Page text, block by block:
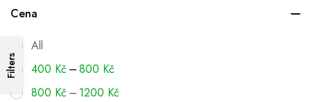
Cena
All
400 Kč –800 Kč
800 Kč – 1200 Kč
Filters